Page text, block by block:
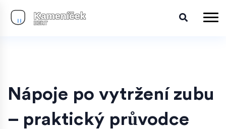
Nápoje po vytržení zubu
– praktický průvodce